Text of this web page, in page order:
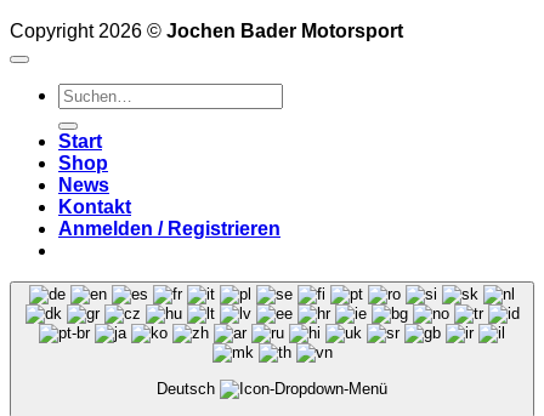
Copyright 2026 © Jochen Bader Motorsport
Suchen
nach:
Start
Shop
News
Kontakt
Anmelden / Registrieren
Deutsch